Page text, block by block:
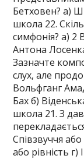
Бетховен? а)
школа 22.
симфонія? a) 2
Антона
Зазначте
слух, але
Вольфганг
Бах б)
школа 21. З
Співзвуччя
або рівність